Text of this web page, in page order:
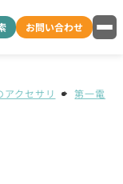
お問い合わせ
クセサリ 第一電波